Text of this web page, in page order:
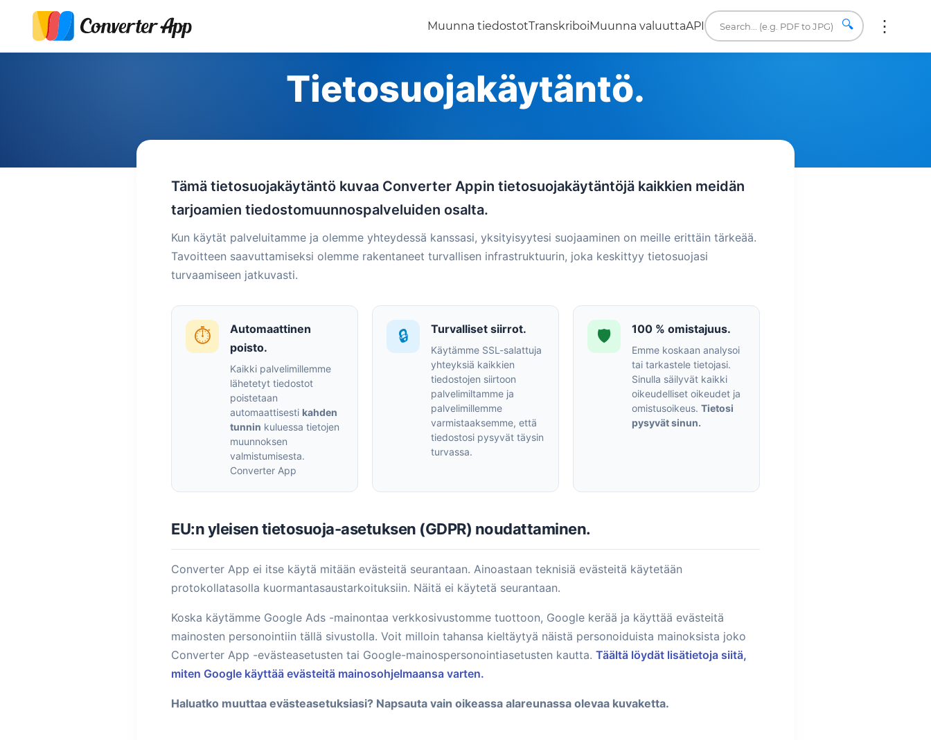
Muunna tiedostotTranskriboiMuunna valuuttaAPI 🔍
Tietosuojakäytäntö.
Tämä tietosuojakäytäntö kuvaa Converter Appin tietosuojakäytäntöjä kaikkien meidän
tarjoamien tiedostomuunnospalveluiden osalta.
Kun käytät palveluitamme ja olemme yhteydessä kanssasi, yksityisyytesi suojaaminen on meille erittäin tärkeää.
Tavoitteen saavuttamiseksi olemme rakentaneet turvallisen infrastruktuurin, joka keskittyy tietosuojasi
turvaamiseen jatkuvasti.
⏱️
Automaattinen
poisto.
Kaikki palvelimillemme
lähetetyt tiedostot
poistetaan
automaattisesti kahden
tunnin kuluessa tietojen
muunnoksen
valmistumisesta.
Converter App
🔒 Turvalliset siirrot.
Käytämme SSL-salattuja
yhteyksiä kaikkien
tiedostojen siirtoon
palvelimiltamme ja
palvelimillemme
varmistaaksemme, että
tiedostosi pysyvät täysin
turvassa.
🛡️ 100 % omistajuus.
Emme koskaan analysoi
tai tarkastele tietojasi.
Sinulla säilyvät kaikki
oikeudelliset oikeudet ja
omistusoikeus. Tietosi
pysyvät sinun.
EU:n yleisen tietosuoja-asetuksen (GDPR) noudattaminen.
Converter App ei itse käytä mitään evästeitä seurantaan. Ainoastaan teknisiä evästeitä käytetään
protokollatasolla kuormantasaustarkoituksiin. Näitä ei käytetä seurantaan.
Koska käytämme Google Ads -mainontaa verkkosivustomme tuottoon, Google kerää ja käyttää evästeitä
mainosten personointiin tällä sivustolla. Voit milloin tahansa kieltäytyä näistä personoiduista mainoksista joko
Converter App -evästeasetusten tai Google-mainospersonointiasetusten kautta. Täältä löydät lisätietoja siitä,
miten Google käyttää evästeitä mainosohjelmaansa varten.
Haluatko muuttaa evästeasetuksiasi? Napsauta vain oikeassa alareunassa olevaa kuvaketta.